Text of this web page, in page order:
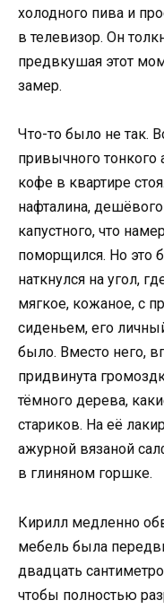
холодного пива и
в телевизор. Он
предвкушая этот
замер.
Что-то было не так.
привычного тонкого
кофе в квартире
нафталина,
капустного, что
поморщился. Но это
наткнулся на угол,
мягкое, кожаное, с
сиденьем, его
было. Вместо него,
придвинута
тёмного дерева,
стариков. На её
ажурной вязаной
в глиняном горшке.
Кирилл медленно
мебель была
двадцать
чтобы полностью